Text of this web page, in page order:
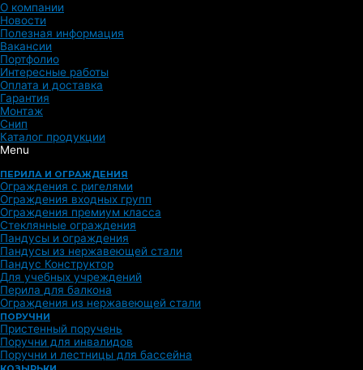
О компании
Новости
Полезная информация
Вакансии
Портфолио
Интересные работы
Оплата и доставка
Гарантия
Монтаж
Снип
Каталог продукции
Menu
ПЕРИЛА И ОГРАЖДЕНИЯ
Ограждения с ригелями
Ограждения входных групп
Ограждения премиум класса
Стеклянные ограждения
Пандусы и ограждения
Пандусы из нержавеющей стали
Пандус Конструктор
Для учебных учреждений
Перила для балкона
Ограждения из нержавеющей стали
ПОРУЧНИ
Пристенный поручень
Поручни для инвалидов
Поручни и лестницы для бассейна